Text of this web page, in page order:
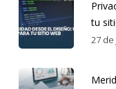
tu
27 de